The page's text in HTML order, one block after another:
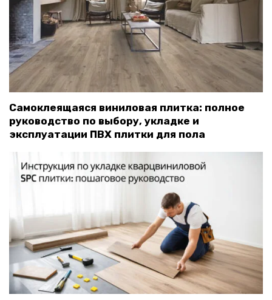
Самоклеящаяся виниловая плитка: полное
руководство по выбору, укладке и
эксплуатации ПВХ плитки для пола